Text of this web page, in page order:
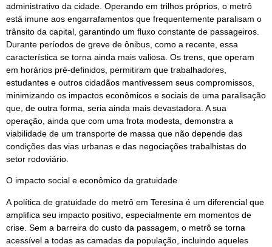
administrativo da cidade. Operando em trilhos próprios, o metrô
está imune aos engarrafamentos que frequentemente paralisam o
trânsito da capital, garantindo um fluxo constante de passageiros.
Durante períodos de greve de ônibus, como a recente, essa
característica se torna ainda mais valiosa. Os trens, que operam
em horários pré-definidos, permitiram que trabalhadores,
estudantes e outros cidadãos mantivessem seus compromissos,
minimizando os impactos econômicos e sociais de uma paralisação
que, de outra forma, seria ainda mais devastadora. A sua
operação, ainda que com uma frota modesta, demonstra a
viabilidade de um transporte de massa que não depende das
condições das vias urbanas e das negociações trabalhistas do
setor rodoviário.
O impacto social e econômico da gratuidade
A política de gratuidade do metrô em Teresina é um diferencial que
amplifica seu impacto positivo, especialmente em momentos de
crise. Sem a barreira do custo da passagem, o metrô se torna
acessível a todas as camadas da população, incluindo aqueles